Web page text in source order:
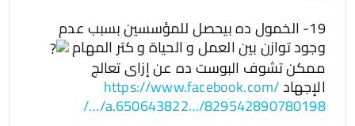
19- الخمول ده بيحصل للمؤسسين بسبب عدم
وجود توازن بين العمل و الحياة و كتر المهام
ممكن تشوف البوست ده عن إزاى تعالج
الإجهادhttps://www.facebook.com/
…/a.650643822…/829542890780198/